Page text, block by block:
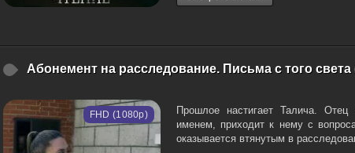
Абонемент на расследование. Письма с того света
FHD (1080p)
Прошлое настигает Талича.
именем, приходит к нему с
оказывается втянутым в